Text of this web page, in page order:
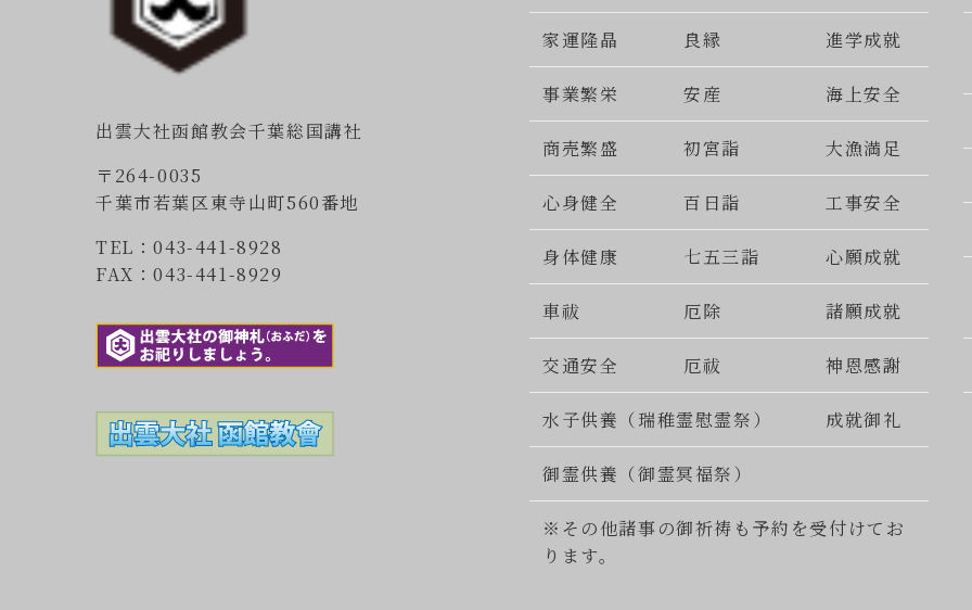
出雲大社函館教会千葉総国講社
〒264-0035
千葉市若葉区東寺山町560番地
TEL：043-441-8928
FAX：043-441-8929
家運隆晶 良縁 進学成就
事業繁栄 安産 海上安全
商売繁盛 初宮詣 大漁満足
心身健全 百日詣 工事安全
身体健康 七五三詣 心願成就
車祓 厄除 諸願成就
交通安全 厄祓 神恩感謝
水子供養（瑞稚霊慰霊祭） 成就御礼
御霊供養（御霊冥福祭）
※その他諸事の御祈祷も予約を受付けてお
ります。